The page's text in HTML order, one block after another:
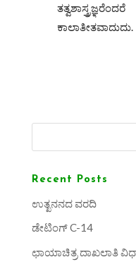
ಕಾಲಾತೀತವಾದುದು.
Recent Posts
ಉತ್ಖನನದ ವರದಿ
ಡೇಟಿಂಗ್ C-14
ಛಾಯಾಚಿತ್ರ ದಾಖಲಾತಿ